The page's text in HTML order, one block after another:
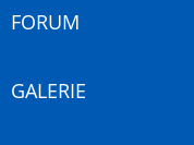
FORUM
GALERIE